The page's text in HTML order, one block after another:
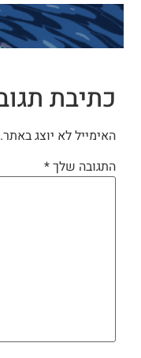
כתיבת
האימייל לא יוצג באתר.
התגובה שלך*